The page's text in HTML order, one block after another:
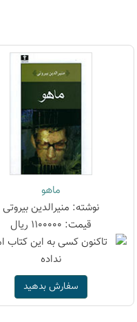
ماهو
نوشته: منیرالدین بیروتی
قیمت: 1100000 ریال
سفارش بدهید